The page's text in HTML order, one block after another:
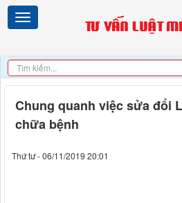
Chung quanh việc sửa đổi
chữa bệnh
Thứ tư - 06/11/2019 20:01